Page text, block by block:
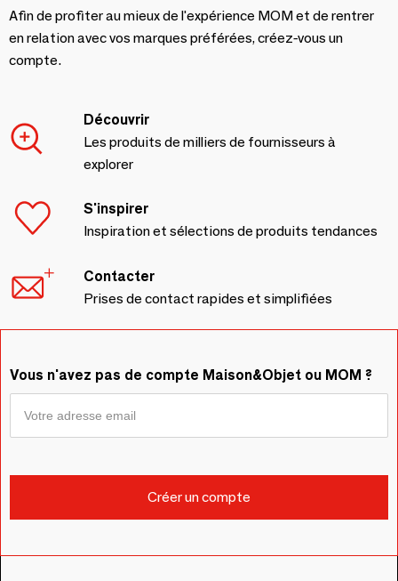
Afin de profiter au mieux de l'expérience MOM et de rentrer
en relation avec vos marques préférées, créez-vous un
compte.
Découvrir
Les produits de milliers de fournisseurs à
explorer
S'inspirer
Inspiration et sélections de produits tendances
Contacter
Prises de contact rapides et simplifiées
Vous n'avez pas de compte Maison&Objet ou MOM ?